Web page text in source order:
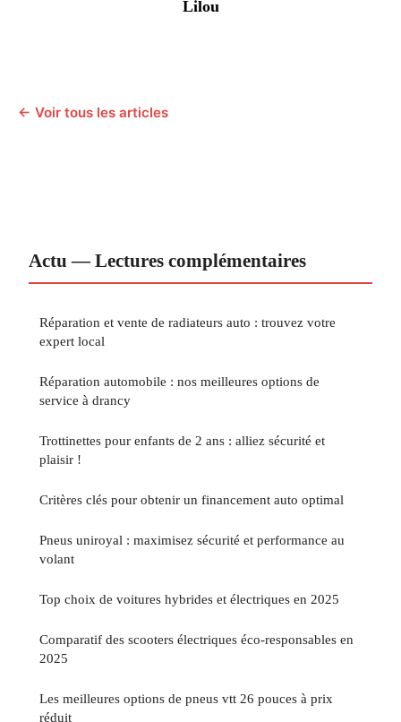
Lilou
← Voir tous les articles
Actu — Lectures complémentaires
Réparation et vente de radiateurs auto : trouvez votre
expert local
Réparation automobile : nos meilleures options de
service à drancy
Trottinettes pour enfants de 2 ans : alliez sécurité et
plaisir !
Critères clés pour obtenir un financement auto optimal
Pneus uniroyal : maximisez sécurité et performance au
volant
Top choix de voitures hybrides et électriques en 2025
Comparatif des scooters électriques éco-responsables en
2025
Les meilleures options de pneus vtt 26 pouces à prix
réduit